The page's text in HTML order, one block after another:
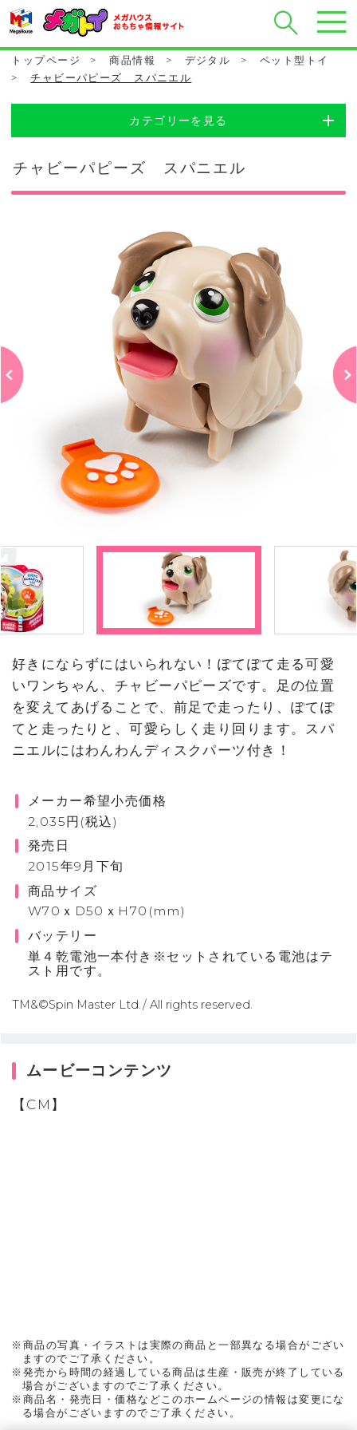
トップページ > 商品情報 > デジタル >
ペット型トイ
>
チャビーパピーズ スパニエル
カテゴリーを見る
チャビーパピーズ スパニエル
好きにならずにはいられない！ぽてぽて走る可愛
いワンちゃん、チャビーパピーズです。足の位置
を変えてあげることで、前足で走ったり、ぽてぽ
てと走ったりと、可愛らしく走り回ります。スパ
ニエルにはわんわんディスクパーツ付き！
メーカー希望小売価格
2,035円(税込)
発売日
2015年9月下旬
商品サイズ
W70ｘD50ｘH70(mm)
バッテリー
単４乾電池一本付き※セットされている電池はテ
スト用です。
TM&©Spin Master Ltd./ All rights reserved.
ムービーコンテンツ
【CM】
※商品の写真・イラストは実際の商品と一部異なる場合がござい
ますのでご了承ください。
※発売から時間の経過している商品は生産・販売が終了している
場合がございますのでご了承ください。
※商品名・発売日・価格などこのホームページの情報は変更にな
る場合がございますのでご了承ください。